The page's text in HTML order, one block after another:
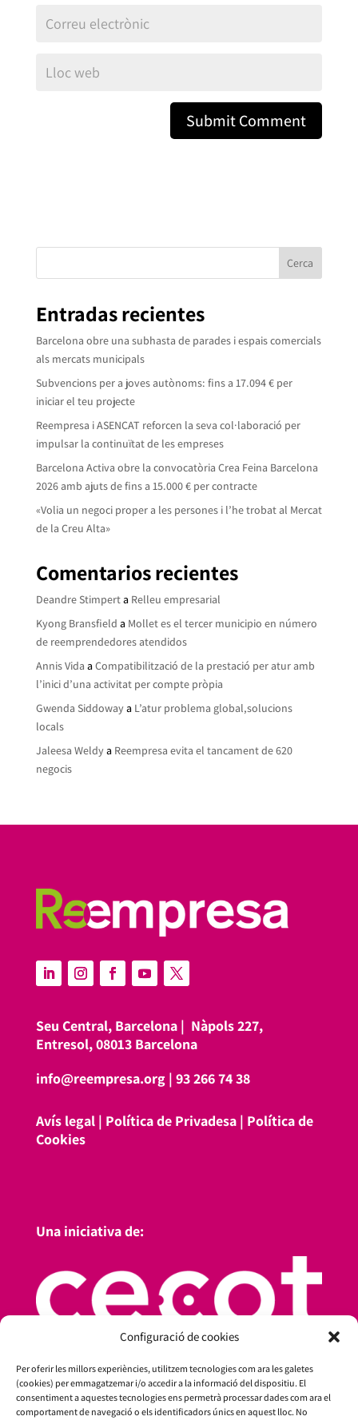
Configuració de cookies
Per oferir les millors experiències, utilitzem tecnologies com ara les galetes
(cookies) per emmagatzemar i/o accedir a la informació del dispositiu. El
consentiment a aquestes tecnologies ens permetrà processar dades com ara el
comportament de navegació o els identificadors únics en aquest lloc. No
Cerca
Entradas recientes
Barcelona obre una subhasta de parades i espais comercials
als mercats municipals
Subvencions per a joves autònoms: fins a 17.094 € per
iniciar el teu projecte
Reempresa i ASENCAT reforcen la seva col·laboració per
impulsar la continuïtat de les empreses
Barcelona Activa obre la convocatòria Crea Feina Barcelona
2026 amb ajuts de fins a 15.000 € per contracte
«Volia un negoci proper a les persones i l’he trobat al Mercat
de la Creu Alta»
Comentarios recientes
Deandre Stimperta Relleu empresarial
Kyong Bransfield a Mollet es el tercer municipio en número
de reemprendedores atendidos
Annis Vida aCompatibilització de la prestació per atur amb
l’inici d’una activitat per compte pròpia
Gwenda Siddowaya L’atur problema global,solucions
locals
Jaleesa Weldya Reempresa evita el tancament de 620
negocis
Seu Central, Barcelona | Nàpols 227,
Entresol, 08013 Barcelona
info@reempresa.org| 93 266 74 38
Avís legal| Política de Privadesa| Política de
Cookies
Una iniciativa de: